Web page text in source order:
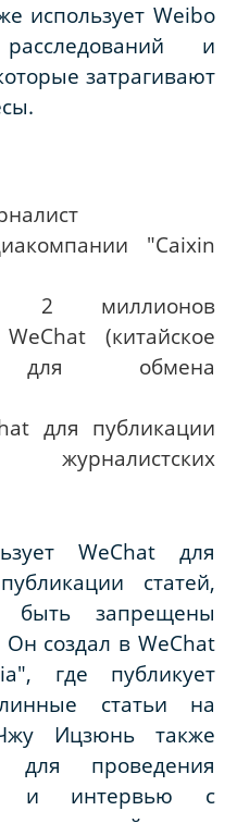
использует Weibo
и
затрагивают
"Caixin
2 миллионов
(китайское
для обмена
для публикации
WeChat для
статей,
запрещены
создал в WeChat
где публикует
статьи на
Ицзюнь также
для проведения
и интервью с